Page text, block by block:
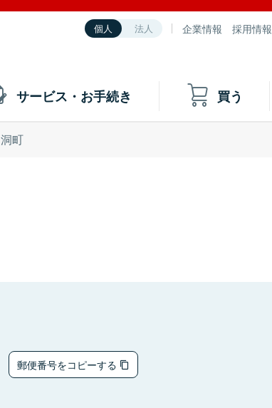
個人 法人 企業情報 採用情報
サービス・お手続き 買う
洞町
郵便番号をコピーする